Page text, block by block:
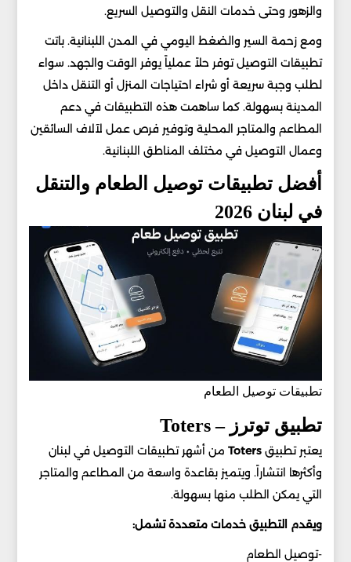
والزهور وحتى خدمات النقل والتوصيل السريع.
ومع زحمة السير والضغط اليومي في المدن اللبنانية. باتت
تطبيقات التوصيل توفر حلاً عملياً يوفر الوقت والجهد. سواء
لطلب وجبة سريعة أو شراء احتياجات المنزل أو التنقل داخل
المدينة بسهولة. كما ساهمت هذه التطبيقات في دعم
المطاعم والمتاجر المحلية وتوفير فرص عمل لآلاف السائقين
وعمال التوصيل في مختلف المناطق اللبنانية.
أفضل تطبيقات توصيل الطعام والتنقل
في لبنان 2026
تطبيقات توصيل الطعام
تطبيق توترز – Toters
يعتبر تطبيقToters من أشهر تطبيقات التوصيل في لبنان
وأكثرها انتشاراً. ويتميز بقاعدة واسعة من المطاعم والمتاجر
التي يمكن الطلب منها بسهولة.
ويقدم التطبيق خدمات متعددة تشمل:
-توصيل الطعام